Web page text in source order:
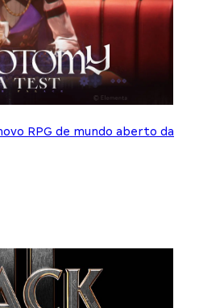
RPG de mundo aberto da